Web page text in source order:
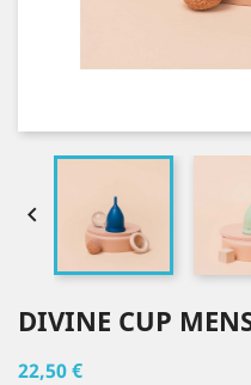

DIVINE CUP
22,50 €